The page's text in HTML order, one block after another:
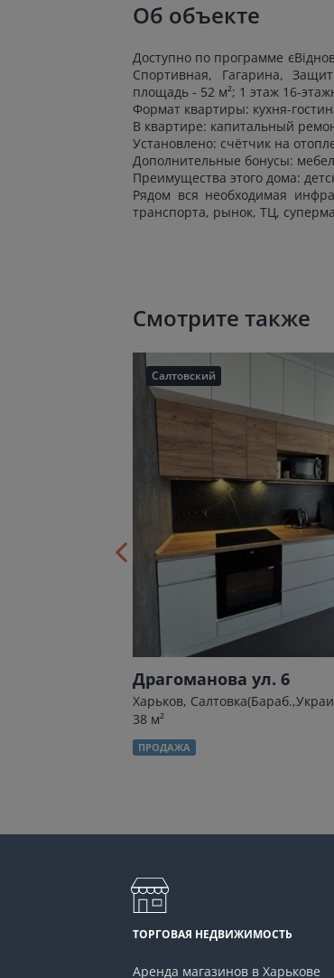
Об объекте
Доступно по программе
Спортивная, Гагарина,
площадь - 52 м²; 1 этаж 16-
Формат квартиры: кухня-
В квартире: капитальный
Установлено: счётчик на
Дополнительные бонусы:
Преимущества этого дома:
Рядом вся необходимая
транспорта, рынок, ТЦ,
Смотрите также
Салтовский
Драгоманова ул. 6
Харьков,
38 м²
ПРОДАЖА
ТОРГОВАЯ НЕДВИЖИМОСТЬ
Аренда магазинов в Харькове